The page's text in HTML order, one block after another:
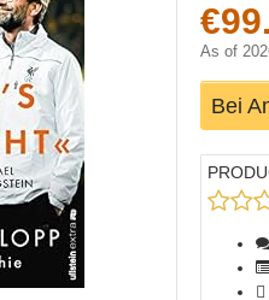
As of
Bei